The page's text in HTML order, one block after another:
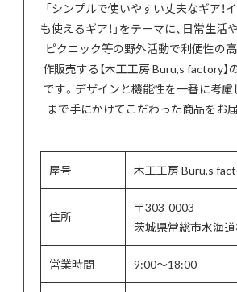
「シンプルで使いやすい丈夫なギア！
も使えるギア！」をテーマに、日常生活
ピクニック等の野外活動で利便性の
作販売する【木工工房 Buru,s factory】
です。デザインと機能性を一番に考慮
まで手にかけてこだわった商品をお
屋号 木工工房 Buru,s
住所
〒303-0003
茨城県常総市水海
営業時間 9:00～18:00